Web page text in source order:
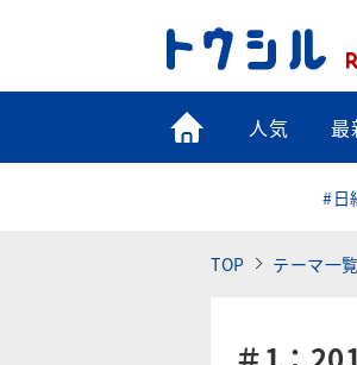
トップ
人気 最
#日
TOP テーマ一覧